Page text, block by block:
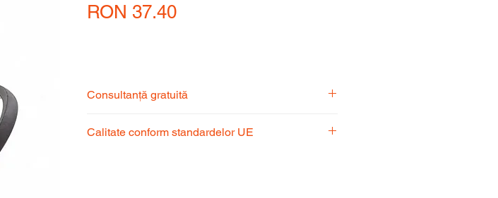
RON 37.40Price
Consultanță gratuită
pentru a alege produsul potrivit nevoilor
Calitate conform standardelor UE